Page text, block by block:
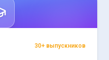
30+ выпускников